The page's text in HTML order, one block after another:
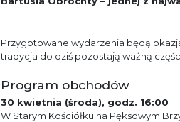
Przygotowane wydarzenia będą
tradycja do dziś pozostają ważną
Program obchodów
30 kwietnia (środa), godz. 16:00
W Starym Kościółku na Pęksowym